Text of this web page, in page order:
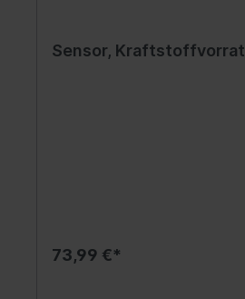
Sensor, Kraftstoffvorrat
73,99 €*